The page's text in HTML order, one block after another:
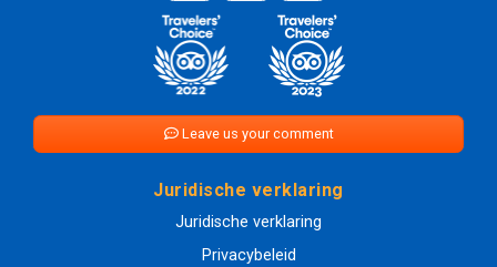
Juridische verklaring
Juridische verklaring
Privacybeleid
Leave us your comment